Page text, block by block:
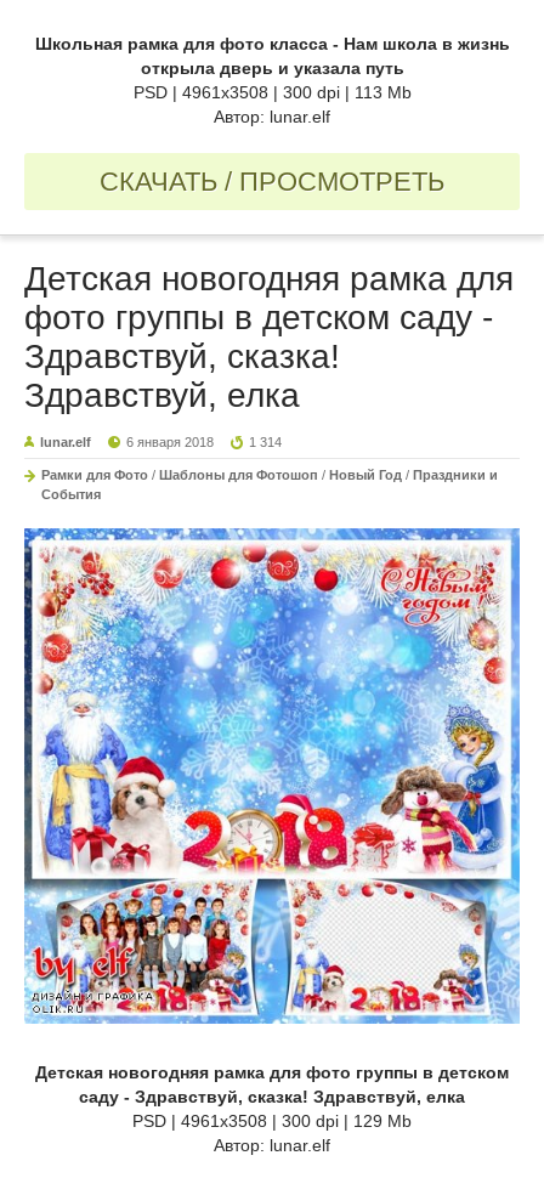
Школьная рамка для фото класса - Нам школа в жизнь
открыла дверь и указала путь
PSD | 4961x3508 | 300 dpi | 113 Mb
Автор: lunar.elf
СКАЧАТЬ / ПРОСМОТРЕТЬ
Детская новогодняя рамка для
фото группы в детском саду -
Здравствуй, сказка!
Здравствуй, елка
lunar.elf 6 января 2018 1 314
Рамки для Фото / Шаблоны для Фотошоп / Новый Год / Праздники и
События
Детская новогодняя рамка для фото группы в детском
саду - Здравствуй, сказка! Здравствуй, елка
PSD | 4961х3508 | 300 dpi | 129 Mb
Автор: lunar.elf